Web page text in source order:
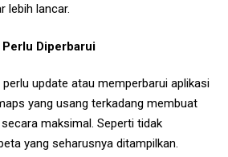
lebih lancar.
Diperbarui
perlu update atau memperbarui aplikasi
yang usang terkadang membuat
maksimal. Seperti tidak
yang seharusnya ditampilkan.